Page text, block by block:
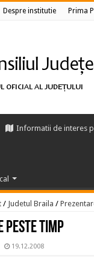
Despre institutie Prima
Informatii de interes
/ Judetul Braila /
peste timp
19.12.2008